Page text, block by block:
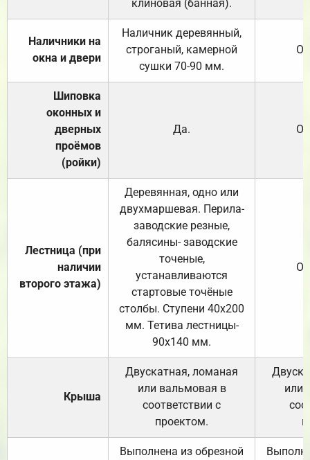
клиновая (банная).
Наличники на
окна и двери
Наличник деревянный,
строганый, камерной
сушки 70-90 мм.
Шиповка
оконных и
дверных
проёмов
(ройки)
Да.
Лестница (при
наличии
второго этажа)
Деревянная, одно или
двухмаршевая. Перила-
заводские резные,
балясины- заводские
точеные,
устанавливаются
стартовые точёные
столбы. Ступени 40х200
мм. Тетива лестницы-
90х140 мм.
Крыша
Двускатная, ломаная
или вальмовая в
соответствии с
проектом.
или
Выполнена из обрезной